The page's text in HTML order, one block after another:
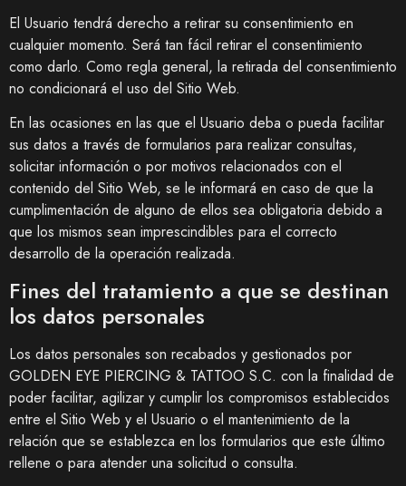
El Usuario tendrá derecho a retirar su consentimiento en
cualquier momento. Será tan fácil retirar el consentimiento
como darlo. Como regla general, la retirada del consentimiento
no condicionará el uso del Sitio Web.
En las ocasiones en las que el Usuario deba o pueda facilitar
sus datos a través de formularios para realizar consultas,
solicitar información o por motivos relacionados con el
contenido del Sitio Web, se le informará en caso de que la
cumplimentación de alguno de ellos sea obligatoria debido a
que los mismos sean imprescindibles para el correcto
desarrollo de la operación realizada.
Fines del tratamiento a que se destinan
los datos personales
Los datos personales son recabados y gestionados por
GOLDEN EYE PIERCING & TATTOO S.C. con la finalidad de
poder facilitar, agilizar y cumplir los compromisos establecidos
entre el Sitio Web y el Usuario o el mantenimiento de la
relación que se establezca en los formularios que este último
rellene o para atender una solicitud o consulta.